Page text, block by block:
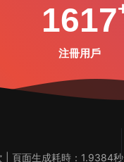
1617
注冊用戶
| 頁面生成耗時：1.9384秒